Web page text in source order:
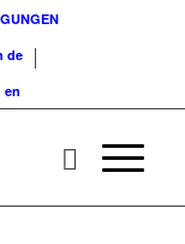
de
en